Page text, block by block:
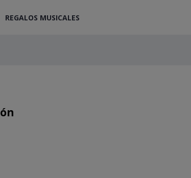
REGALOS MUSICALES